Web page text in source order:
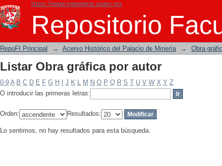
https://www.ingenieria.unam.mx
Repositorio
Listar Obra gráfica por autor
RepoFI Principal → Acervo Histórico del Palacio de Minería → Obra
Listar Obra gráfica por autor
0-9 A B C D E F G H J K L M N O P Q R S T U V W X Y Z
O introducir las primeras letras:
Orden: Resultados:
Lo sentimos, no hay resultados para esta búsqueda.